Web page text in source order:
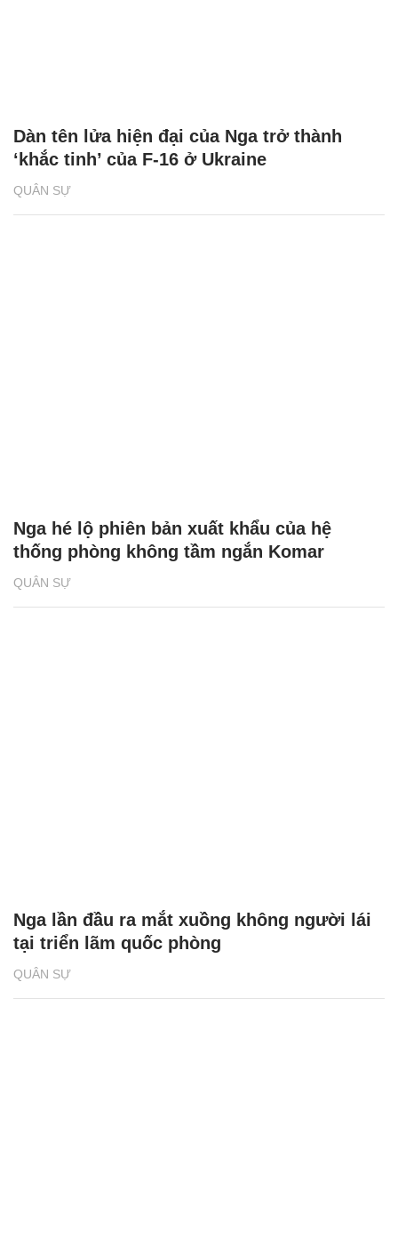
QUÂN SỰ
Dàn tên lửa hiện đại của Nga trở thành
‘khắc tinh’ của F-16 ở Ukraine
QUÂN SỰ
Nga hé lộ phiên bản xuất khẩu của hệ
thống phòng không tầm ngắn Komar
QUÂN SỰ
Nga lần đầu ra mắt xuồng không người lái
tại triển lãm quốc phòng